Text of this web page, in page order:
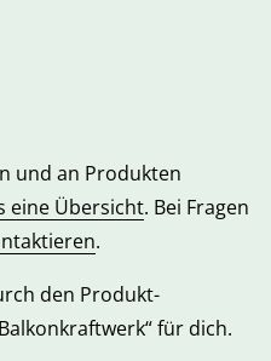
und an Produkten
eine Übersicht. Bei Fragen
.
den Produkt-
für dich.